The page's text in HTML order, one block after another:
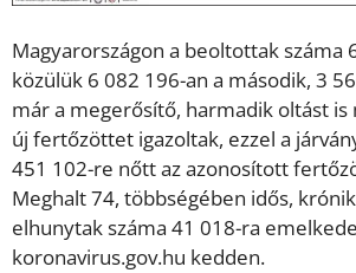
Magyarországon a beoltottak száma
közülük 6 082 196-an a második, 3
már a megerősítő, harmadik oltást is
új fertőzöttet igazoltak, ezzel a
451 102-re nőtt az azonosított
Meghalt 74, többségében idős,
elhunytak száma 41 018-ra
koronavirus.gov.hu kedden.